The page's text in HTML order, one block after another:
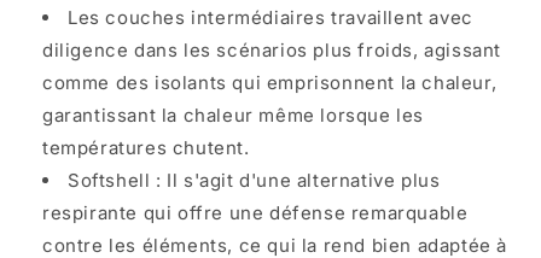
Les couches intermédiaires travaillent avec
diligence dans les scénarios plus froids, agissant
comme des isolants qui emprisonnent la chaleur,
garantissant la chaleur même lorsque les
températures chutent.
Softshell : Il s'agit d'une alternative plus
respirante qui offre une défense remarquable
contre les éléments, ce qui la rend bien adaptée à